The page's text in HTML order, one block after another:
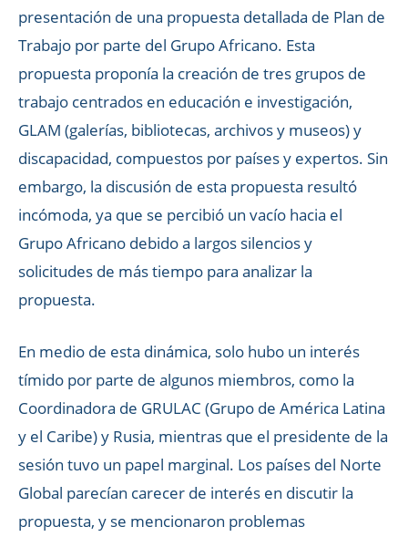
presentación de una propuesta detallada de Plan de
Trabajo por parte del Grupo Africano. Esta
propuesta proponía la creación de tres grupos de
trabajo centrados en educación e investigación,
GLAM (galerías, bibliotecas, archivos y museos) y
discapacidad, compuestos por países y expertos. Sin
embargo, la discusión de esta propuesta resultó
incómoda, ya que se percibió un vacío hacia el
Grupo Africano debido a largos silencios y
solicitudes de más tiempo para analizar la
propuesta.
En medio de esta dinámica, solo hubo un interés
tímido por parte de algunos miembros, como la
Coordinadora de GRULAC (Grupo de América Latina
y el Caribe) y Rusia, mientras que el presidente de la
sesión tuvo un papel marginal. Los países del Norte
Global parecían carecer de interés en discutir la
propuesta, y se mencionaron problemas